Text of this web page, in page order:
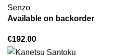
Senzo
Available on backorder
€192.00